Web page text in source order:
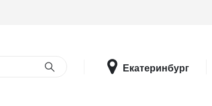
Екатеринбург